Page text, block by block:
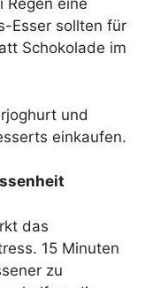
Regen eine
Esser sollten für
Schokolade im
und
einkaufen.
das
15 Minuten
zu